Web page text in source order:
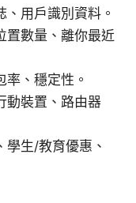
、用戶識別資料。
置數量、離你最近
、穩定性。
動裝置、路由器
生/教育優惠、